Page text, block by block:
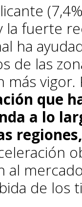
la fuerte
ha
de las
más
que
a lo
regiones,
al
de los